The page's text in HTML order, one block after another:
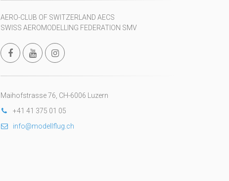
AERO-CLUB OF SWITZERLAND AECS
SWISS AEROMODELLING FEDERATION SMV
Maihofstrasse 76, CH-6006 Luzern
+41 41 375 01 05
info@modellflug.ch